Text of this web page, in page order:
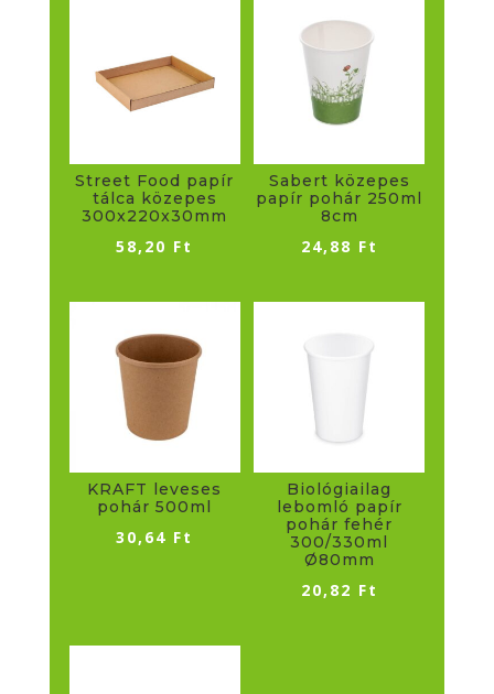
Street Food papír
tálca közepes
300x220x30mm
58,20 Ft
Sabert közepes
papír pohár 250ml
8cm
24,88 Ft
KRAFT leveses
pohár 500ml
30,64 Ft
Biológiailag
lebomló papír
pohár fehér
300/330ml
Ø80mm
20,82 Ft